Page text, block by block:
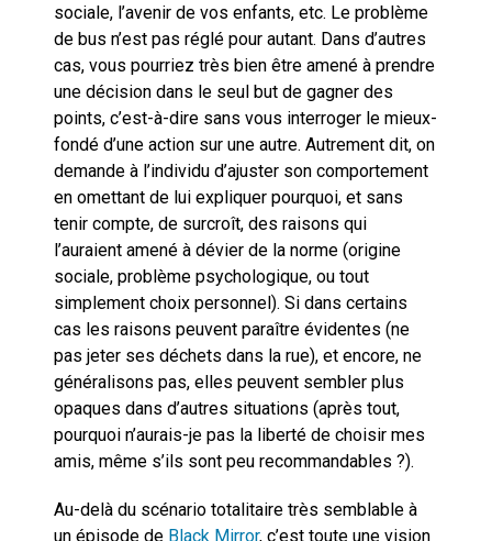
sociale, l’avenir de vos enfants, etc. Le problème
de bus n’est pas réglé pour autant. Dans d’autres
cas, vous pourriez très bien être amené à prendre
une décision dans le seul but de gagner des
points, c’est-à-dire sans vous interroger le mieux-
fondé d’une action sur une autre. Autrement dit, on
demande à l’individu d’ajuster son comportement
en omettant de lui expliquer pourquoi, et sans
tenir compte, de surcroît, des raisons qui
l’auraient amené à dévier de la norme (origine
sociale, problème psychologique, ou tout
simplement choix personnel). Si dans certains
cas les raisons peuvent paraître évidentes (ne
pas jeter ses déchets dans la rue), et encore, ne
généralisons pas, elles peuvent sembler plus
opaques dans d’autres situations (après tout,
pourquoi n’aurais-je pas la liberté de choisir mes
amis, même s’ils sont peu recommandables ?).
Au-delà du scénario totalitaire très semblable à
un épisode de Black Mirror, c’est toute une vision